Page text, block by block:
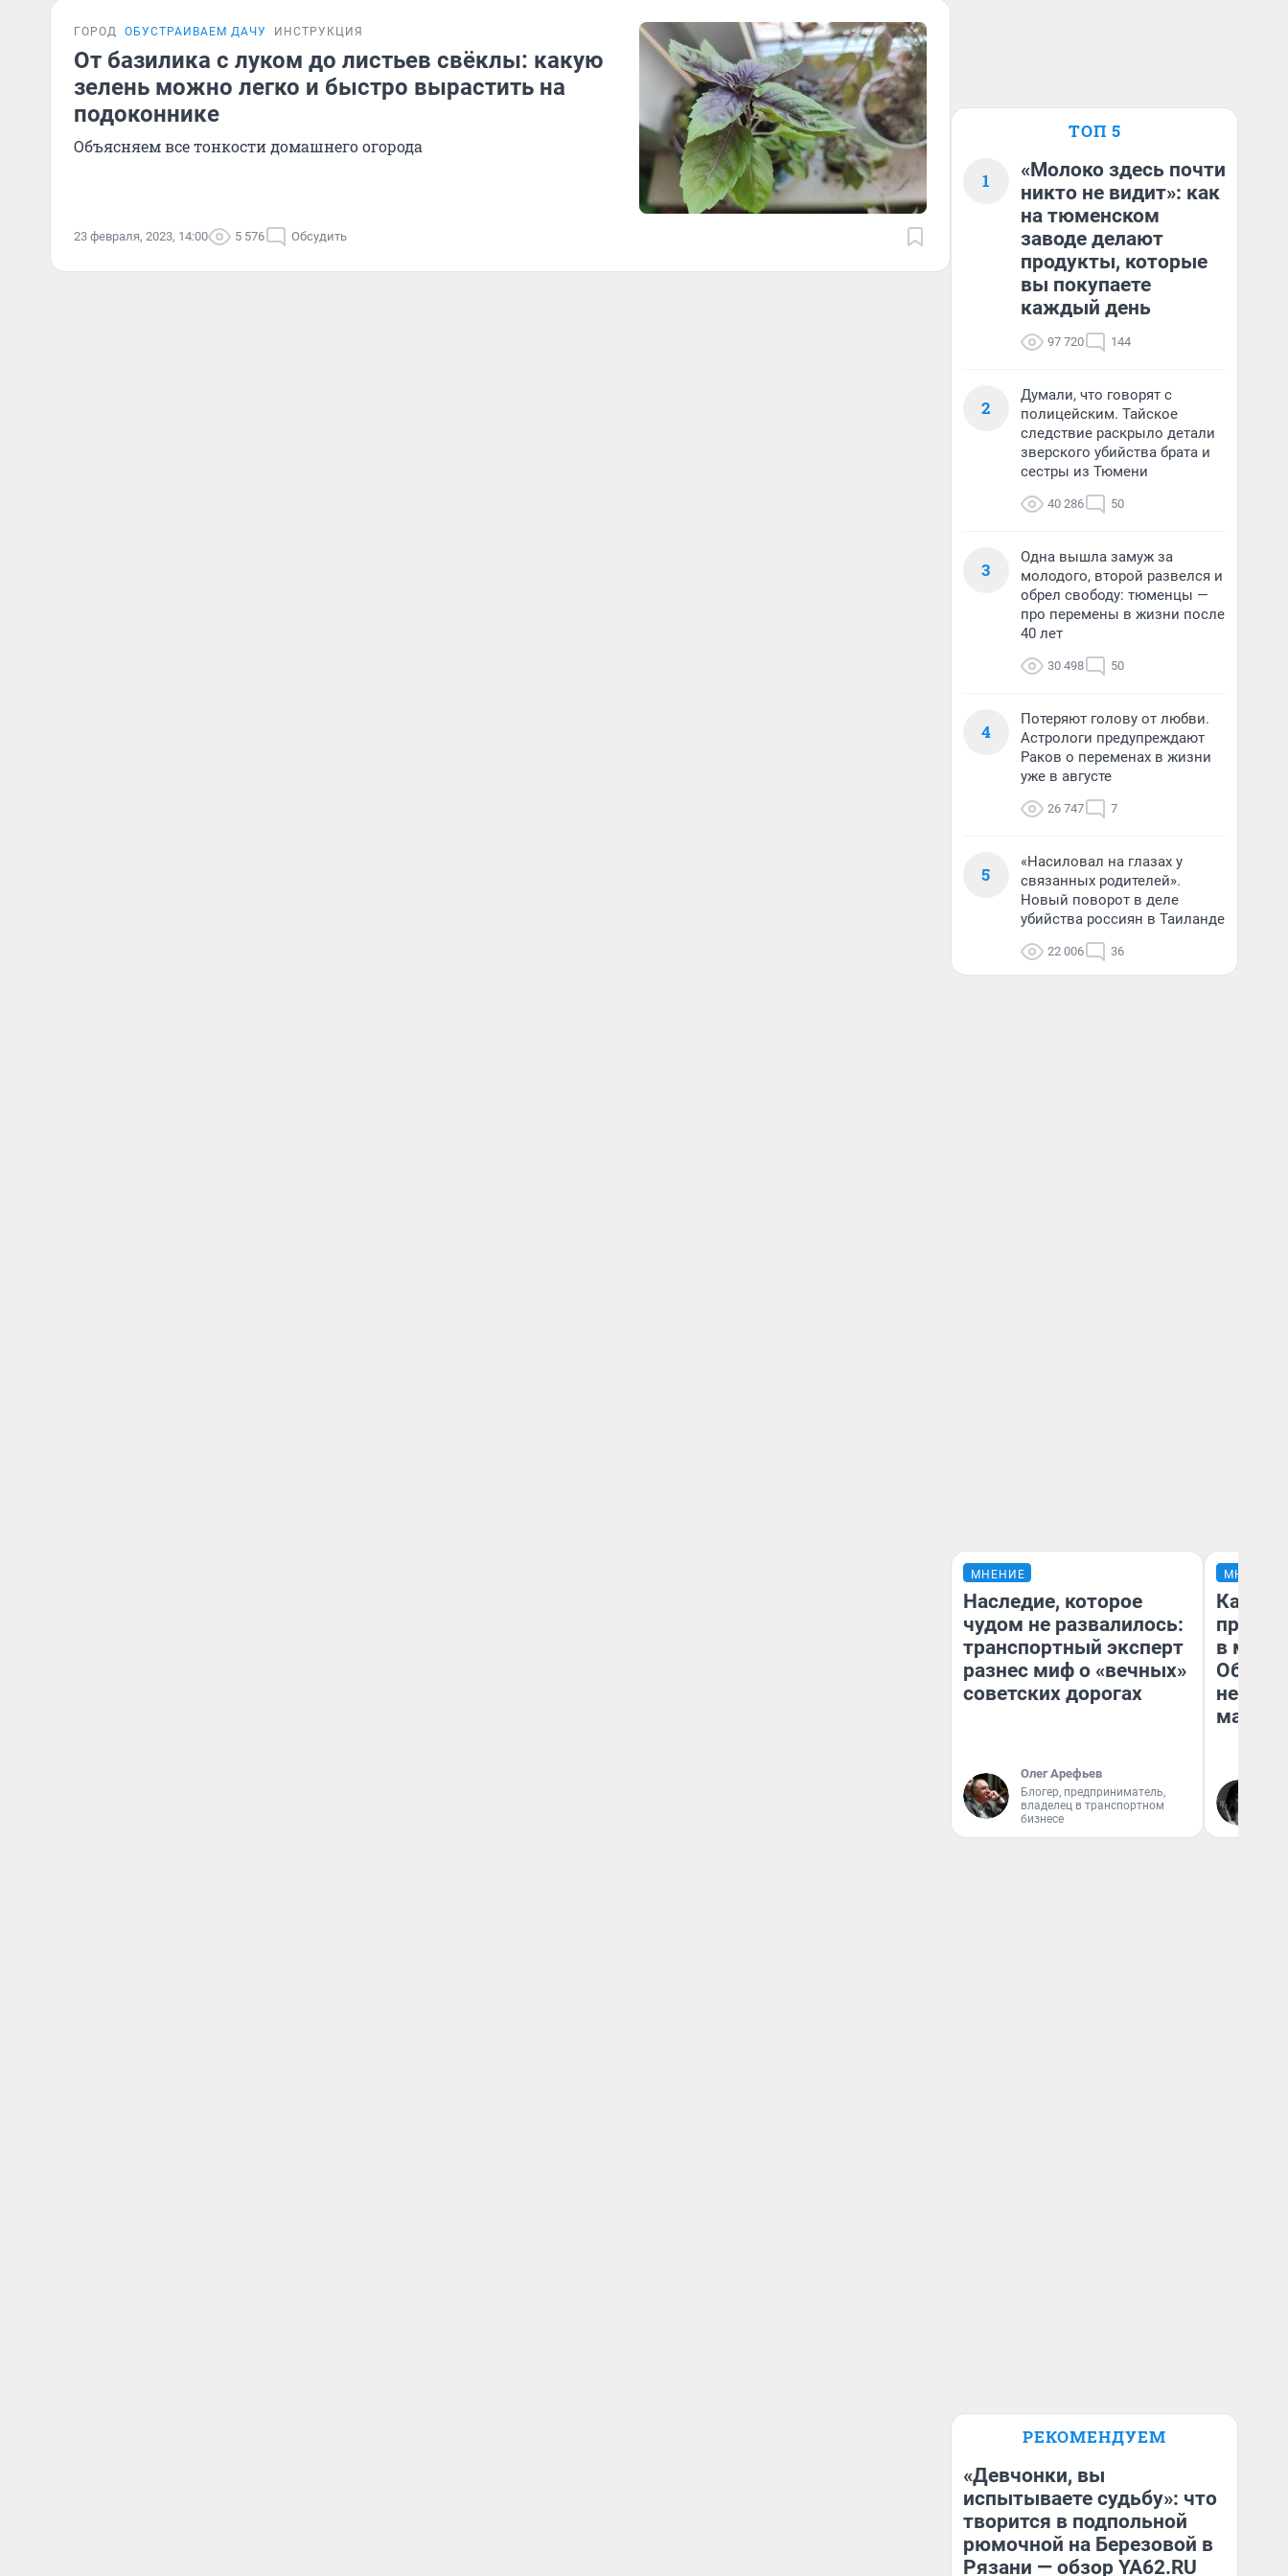
ГОРОД ОБУСТРАИВАЕМ ДАЧУ ИНСТРУКЦИЯ
От базилика с луком до листьев свёклы: какую
зелень можно легко и быстро вырастить на
подоконнике
Объясняем все тонкости домашнего огорода
23 февраля, 2023, 14:00 5 576 Обсудить
ТОП 5
1
«Молоко здесь почти
никто не видит»: как
на тюменском
заводе делают
продукты, которые
вы покупаете
каждый день
97 720 144
2
Думали, что говорят с
полицейским. Тайское
следствие раскрыло детали
зверского убийства брата и
сестры из Тюмени
40 286 50
3
Одна вышла замуж за
молодого, второй развелся и
обрел свободу: тюменцы —
про перемены в жизни после
40 лет
30 498 50
4
Потеряют голову от любви.
Астрологи предупреждают
Раков о переменах в жизни
уже в августе
26 747 7
5
«Насиловал на глазах у
связанных родителей».
Новый поворот в деле
убийства россиян в Таиланде
22 006 36
МНЕНИЕ
Наследие, которое
чудом не развалилось:
транспортный эксперт
разнес миф о «вечных»
советских дорогах
Олег Арефьев
Блогер, предприниматель,
владелец в транспортном
бизнесе
МНЕНИЕ
Какие
в
Обзор
РЕКОМЕНДУЕМ
«Девчонки, вы
испытываете судьбу»: что
творится в подпольной
рюмочной на Березовой в
Рязани — обзор YA62.RU